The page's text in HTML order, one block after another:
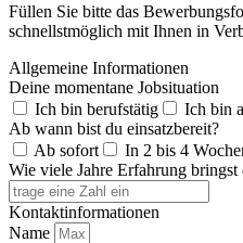
Füllen Sie bitte das
schnellstmöglich mit Ihnen in
Allgemeine Informationen
Deine momentane Jobsituation
Ich bin berufstätig
Ich bin
Ab wann bist du einsatzbereit?
Ab sofort
In 2 bis 4
Wie viele Jahre Erfahrung bringst
Kontaktinformationen
Name